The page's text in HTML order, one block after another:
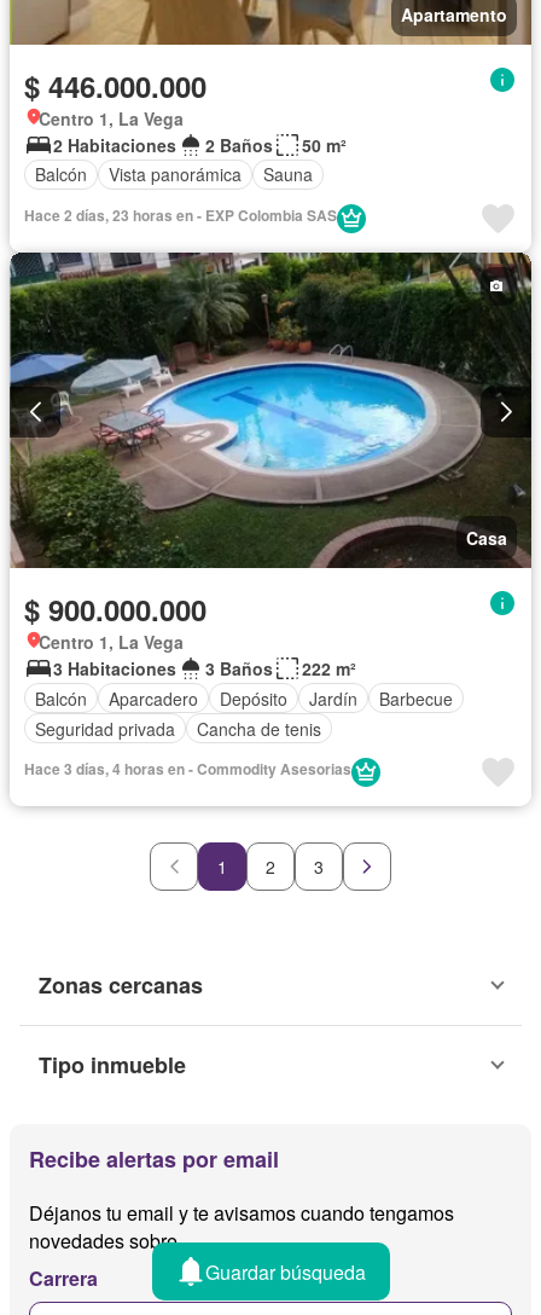
Apartamento
$ 446.000.000
Centro 1, La Vega
2 Habitaciones
2 Baños
50 m²
Balcón
Vista panorámica Sauna
Hace 2 días, 23 horas en - EXP Colombia SAS
Casa
$ 900.000.000
Centro 1, La Vega
3 Habitaciones
3 Baños
222 m²
Balcón
Aparcadero Depósito Jardín
Barbecue
Seguridad privada
Cancha de tenis
Hace 3 días, 4 horas en - Commodity Asesorias
1 2 3
Zonas cercanas
Tipo inmueble
Recibe alertas por email
Déjanos tu email y te avisamos cuando tengamos
novedades sobre
Carrera
Guardar búsqueda